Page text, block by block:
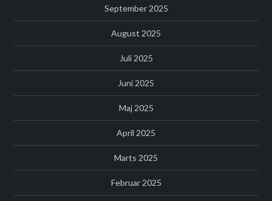
September 2025
August 2025
Juli 2025
Juni 2025
Maj 2025
April 2025
Marts 2025
Februar 2025